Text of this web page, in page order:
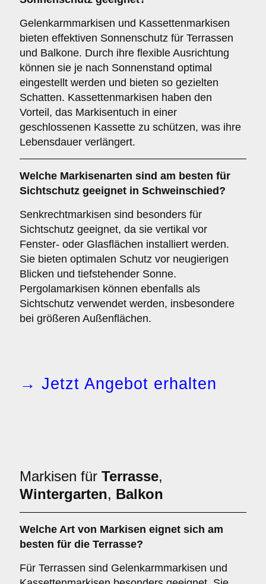
Gelenkarmmarkisen und Kassettenmarkisen
bieten effektiven Sonnenschutz für Terrassen
und Balkone. Durch ihre flexible Ausrichtung
können sie je nach Sonnenstand optimal
eingestellt werden und bieten so gezielten
Schatten. Kassettenmarkisen haben den
Vorteil, das Markisentuch in einer
geschlossenen Kassette zu schützen, was ihre
Lebensdauer verlängert.
Welche Markisenarten sind am besten für
Sichtschutz geeignet in Schweinschied?
Senkrechtmarkisen sind besonders für
Sichtschutz geeignet, da sie vertikal vor
Fenster- oder Glasflächen installiert werden.
Sie bieten optimalen Schutz vor neugierigen
Blicken und tiefstehender Sonne.
Pergolamarkisen können ebenfalls als
Sichtschutz verwendet werden, insbesondere
bei größeren Außenflächen.
→ Jetzt Angebot erhalten
Markisen für Terrasse,
Wintergarten, Balkon
Welche Art von Markisen eignet sich am
besten für die Terrasse?
Für Terrassen sind Gelenkarmmarkisen und